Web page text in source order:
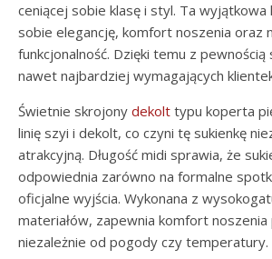
ceniącej sobie klasę i styl. Ta wyjątkowa
sobie elegancję, komfort noszenia oraz
funkcjonalność. Dzięki temu z pewnością
nawet najbardziej wymagających
Świetnie skrojony dekolt typu koperta
linię szyi i dekolt, co czyni tę sukienkę
atrakcyjną. Długość midi sprawia, że
odpowiednia zarówno na formalne
oficjalne wyjścia. Wykonana z
materiałów, zapewnia komfort noszenia
niezależnie od pogody czy temperatury.